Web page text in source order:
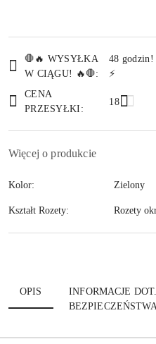
i
dostawa
🛑🔥 WYSYŁKA
W CIĄGU! 🔥🛑:
48 godzin!
⚡
CENA
PRZESYŁKI:
18
Więcej o produkcie
Kolor: Zielony
Kształt Rozety: Rozety
OPIS
INFORMACJE DOT.